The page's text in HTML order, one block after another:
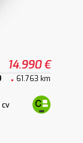
14.990 €
61.763 km
cv